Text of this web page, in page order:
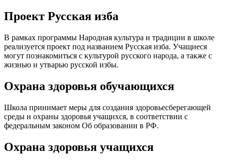
Проект Русская изба
В рамках программы Народная культура и традиции в школе
реализуется проект под названием Русская изба. Учащиеся
могут познакомиться с культурой русского народа, а также с
жизнью и утварью русской избы.
Охрана здоровья обучающихся
Школа принимает меры для создания здоровьесберегающей
среды и охраны здоровья учащихся, в соответствии с
федеральным законом Об образовании в РФ.
Охрана здоровья учащихся